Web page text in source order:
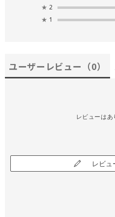
★ 2
★ 1
ユーザーレビュー （0）
レビューはあ
レビュ